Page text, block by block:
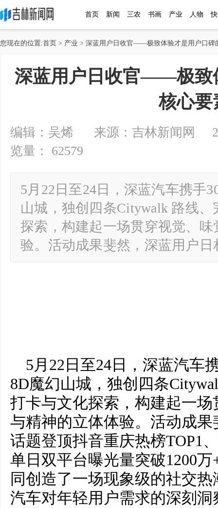
首页 新闻 三农 书画 产业 人物
您现在的位置:首页 > 产业 > 深蓝用户日收官——极致体验才是用户口碑
深蓝用户日收官——极致
核心要
编辑：吴烯 来源：吉林新闻网
览量： 62579
5月22日至24日，深蓝汽车携手
山城，独创四条Citywalk 路线
探索，构建起一场贯穿视觉、
验。活动成果斐然，深蓝用户
5月22日至24日，深蓝汽车
8D魔幻山城，独创四条
打卡与文化探索，构建起一
与精神的立体体验。活动成
话题登顶抖音重庆热榜TOP1
单日双平台曝光量突破1200
同创造了一场现象级的社交
汽车对年轻用户需求的深刻